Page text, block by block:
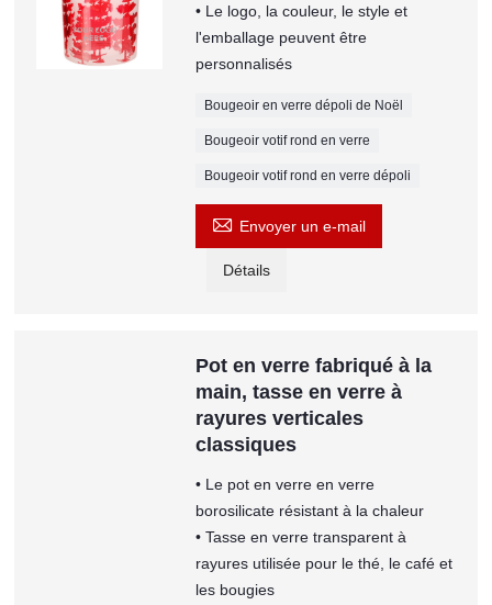
• Le logo, la couleur, le style et
l'emballage peuvent être
personnalisés
Bougeoir en verre dépoli de Noël
Bougeoir votif rond en verre
Bougeoir votif rond en verre dépoli
 Envoyer un e-mail
Détails
Pot en verre fabriqué à la
main, tasse en verre à
rayures verticales
classiques
• Le pot en verre en verre
borosilicate résistant à la chaleur
• Tasse en verre transparent à
rayures utilisée pour le thé, le café et
les bougies